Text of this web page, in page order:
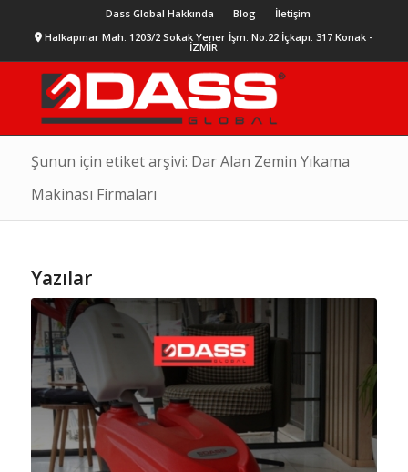
Dass Global Hakkında Blog
İletişim
Halkapınar Mah. 1203/2 Sokak Yener İşm. No:22 İçkapı: 317 Konak -
İZMİR
Şunun için etiket arşivi: Dar Alan Zemin Yıkama
Makinası Firmaları
Yazılar